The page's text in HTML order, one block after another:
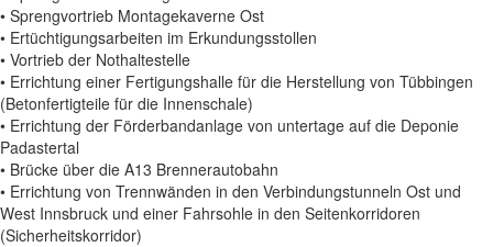
• Sprengvortrieb Montagekaverne Ost
• Ertüchtigungsarbeiten im Erkundungsstollen
• Vortrieb der Nothaltestelle
• Errichtung einer Fertigungshalle für die Herstellung von Tübbingen
(Betonfertigteile für die Innenschale)
• Errichtung der Förderbandanlage von untertage auf die Deponie
Padastertal
• Brücke über die A13 Brennerautobahn
• Errichtung von Trennwänden in den Verbindungstunneln Ost und
West Innsbruck und einer Fahrsohle in den Seitenkorridoren
(Sicherheitskorridor)